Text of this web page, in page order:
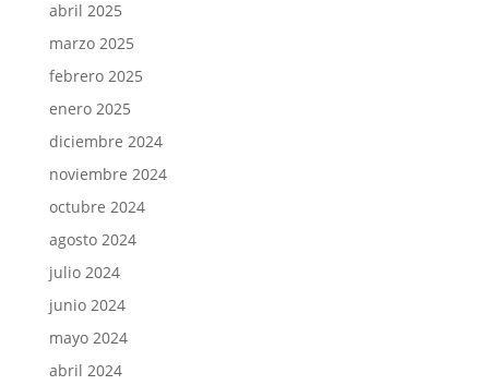
abril 2025
marzo 2025
febrero 2025
enero 2025
diciembre 2024
noviembre 2024
octubre 2024
agosto 2024
julio 2024
junio 2024
mayo 2024
abril 2024